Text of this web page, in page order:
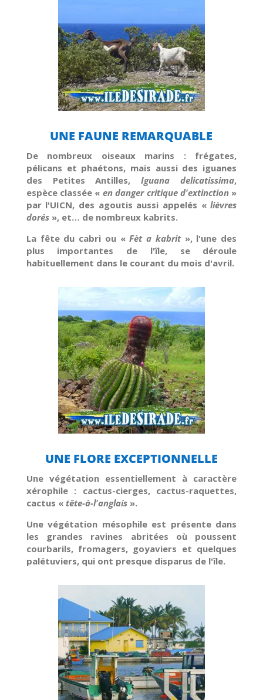
UNE FAUNE REMARQUABLE
De nombreux oiseaux marins : frégates,
pélicans et phaétons, mais aussi des iguanes
des Petites Antilles,Iguana delicatissima,
espèce classée « en danger critique d'extinction »
par l'UICN, des agoutis aussi appelés «lièvres
dorés », et… de nombreux kabrits.
La fête du cabri ou «Fèt a kabrit », l'une des
plus importantes de l'île, se déroule
habituellement dans le courant du mois d'avril.
UNE FLORE EXCEPTIONNELLE
Une végétation essentiellement à caractère
xérophile : cactus-cierges, cactus-raquettes,
cactus «tête-à-l'anglais ».
Une végétation mésophile est présente dans
les grandes ravines abritées où poussent
courbarils, fromagers, goyaviers et quelques
palétuviers, qui ont presque disparus de l'île.